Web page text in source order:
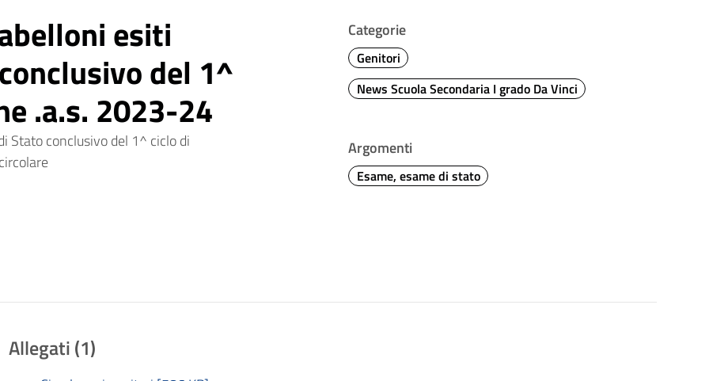
esiti
del 1^
.a.s. 2023-24
Stato conclusivo del 1^ ciclo di
Categorie
Genitori
News Scuola Secondaria I grado Da Vinci
Argomenti
Esame, esame di stato
Allegati (1)